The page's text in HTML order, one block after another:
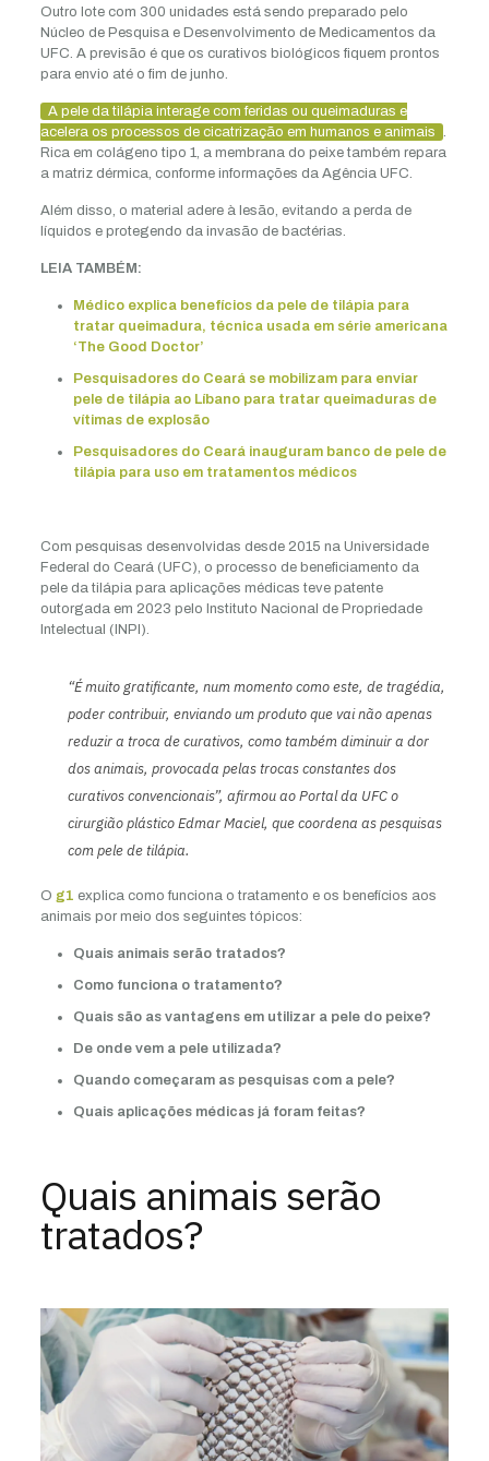
Outro lote com 300 unidades está sendo preparado pelo
Núcleo de Pesquisa e Desenvolvimento de Medicamentos da
UFC. A previsão é que os curativos biológicos fiquem prontos
para envio até o fim de junho.
A pele da tilápia interage com feridas ou queimaduras e
acelera os processos de cicatrização em humanos e animais .
Rica em colágeno tipo 1, a membrana do peixe também repara
a matriz dérmica, conforme informações da Agência UFC.
Além disso, o material adere à lesão, evitando a perda de
líquidos e protegendo da invasão de bactérias.
LEIA TAMBÉM:
Médico explica benefícios da pele de tilápia para
tratar queimadura, técnica usada em série americana
‘The Good Doctor’
Pesquisadores do Ceará se mobilizam para enviar
pele de tilápia ao Líbano para tratar queimaduras de
vítimas de explosão
Pesquisadores do Ceará inauguram banco de pele de
tilápia para uso em tratamentos médicos
Com pesquisas desenvolvidas desde 2015 na Universidade
Federal do Ceará (UFC), o processo de beneficiamento da
pele da tilápia para aplicações médicas teve patente
outorgada em 2023 pelo Instituto Nacional de Propriedade
Intelectual (INPI).
“É muito gratificante, num momento como este, de tragédia,
poder contribuir, enviando um produto que vai não apenas
reduzir a troca de curativos, como também diminuir a dor
dos animais, provocada pelas trocas constantes dos
curativos convencionais”, afirmou ao Portal da UFC o
cirurgião plástico Edmar Maciel, que coordena as pesquisas
com pele de tilápia.
O g1 explica como funciona o tratamento e os benefícios aos
animais por meio dos seguintes tópicos:
Quais animais serão tratados?
Como funciona o tratamento?
Quais são as vantagens em utilizar a pele do peixe?
De onde vem a pele utilizada?
Quando começaram as pesquisas com a pele?
Quais aplicações médicas já foram feitas?
Quais animais serão
tratados?